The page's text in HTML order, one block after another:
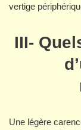
vertige
III-
Une légère